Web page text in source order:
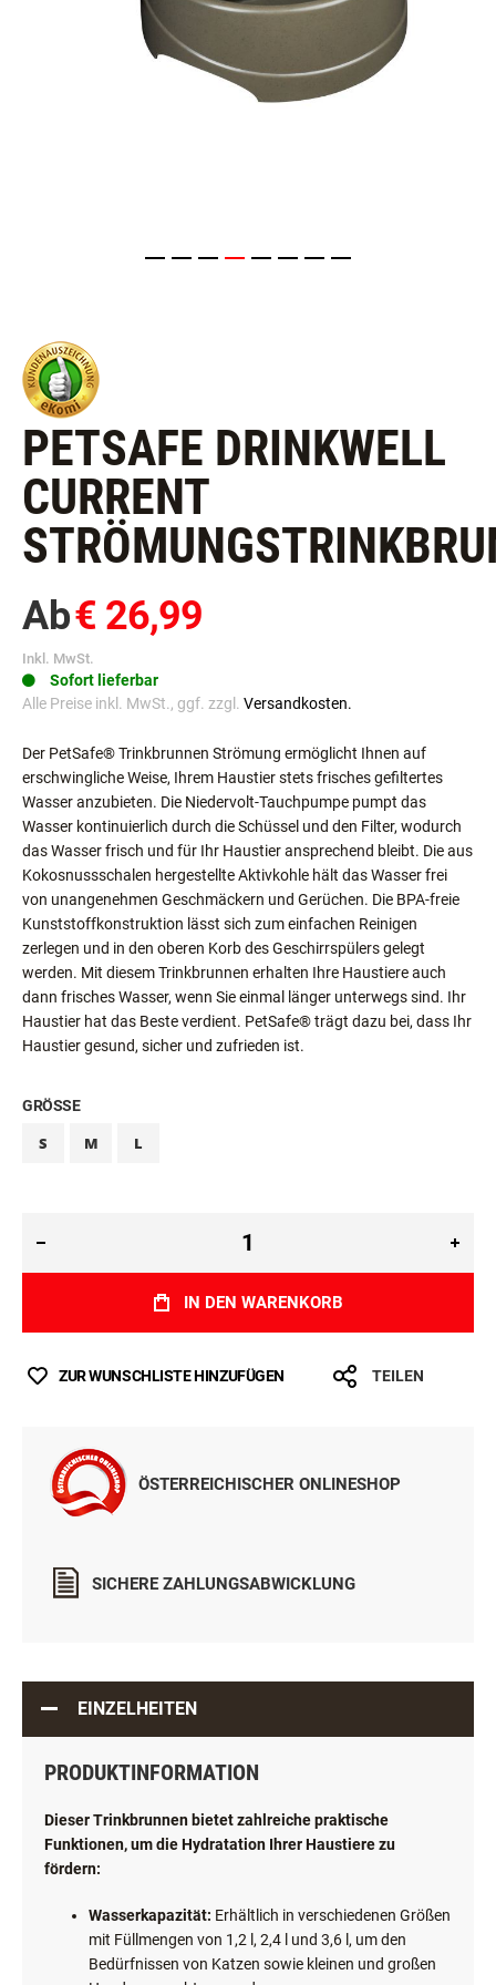
PETSAFE DRINKWELL
CURRENT
Ab€ 26,99
Inkl. MwSt.
Sofort lieferbar
Alle Preise inkl. MwSt., ggf. zzgl. Versandkosten.
Der PetSafe® Trinkbrunnen Strömung ermöglicht Ihnen auf
erschwingliche Weise, Ihrem Haustier stets frisches gefiltertes
Wasser anzubieten. Die Niedervolt-Tauchpumpe pumpt das
Wasser kontinuierlich durch die Schüssel und den Filter, wodurch
das Wasser frisch und für Ihr Haustier ansprechend bleibt. Die aus
Kokosnussschalen hergestellte Aktivkohle hält das Wasser frei
von unangenehmen Geschmäckern und Gerüchen. Die BPA-freie
Kunststoffkonstruktion lässt sich zum einfachen Reinigen
zerlegen und in den oberen Korb des Geschirrspülers gelegt
werden. Mit diesem Trinkbrunnen erhalten Ihre Haustiere auch
dann frisches Wasser, wenn Sie einmal länger unterwegs sind. Ihr
Haustier hat das Beste verdient. PetSafe® trägt dazu bei, dass Ihr
Haustier gesund, sicher und zufrieden ist.
GRÖSSE
S M L
IN DEN WARENKORB
ZUR WUNSCHLISTE HINZUFÜGEN TEILEN
ÖSTERREICHISCHER ONLINESHOP
SICHERE ZAHLUNGSABWICKLUNG
EINZELHEITEN
PRODUKTINFORMATION
Dieser Trinkbrunnen bietet zahlreiche praktische
Funktionen, um die Hydratation Ihrer Haustiere zu
fördern:
Wasserkapazität: Erhältlich in verschiedenen Größen
mit Füllmengen von 1,2 l, 2,4 l und 3,6 l, um den
Bedürfnissen von Katzen sowie kleinen und großen